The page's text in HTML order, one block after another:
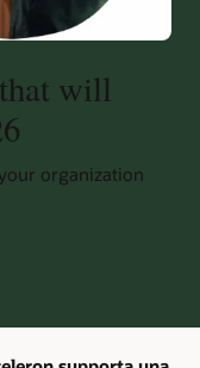
will
organization